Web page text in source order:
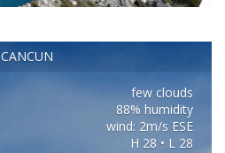
CANCUN
few clouds
88% humidity
wind: 2m/s ESE
H 28 • L 28